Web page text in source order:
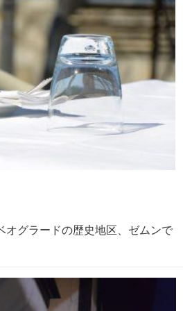
オグラードの歴史地区、ゼムンで